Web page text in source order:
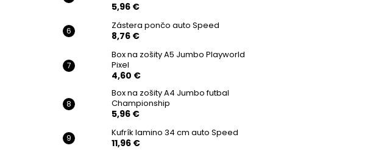
5,96 €
Zástera pončo auto Speed
8,76 €
Box na zošity A5 Jumbo Playworld
Pixel
4,60 €
Box na zošity A4 Jumbo futbal
Championship
5,96 €
Kufrík lamino 34 cm auto Speed
11,96 €